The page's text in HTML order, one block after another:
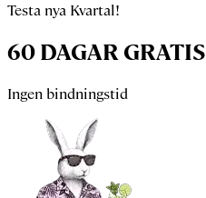
Testa nya Kvartal!
60 DAGAR GRATIS
Ingen bindningstid